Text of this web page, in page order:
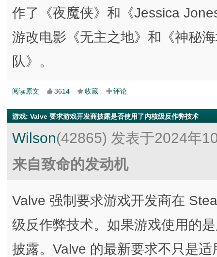
作了《夜魔侠》和《Jessica
游改电影《无主之地》和《神秘
队》。
阅读原文 3614 收藏 评论
游戏: Valve 要求游戏开发商披露是否使用了内核级反作弊技术
Wilson(42865) 发表于2024年
来自致命的发动机
Valve 强制要求游戏开发商在
级反作弊技术。如果游戏使用的
披露。Valve 的最新要求不只是